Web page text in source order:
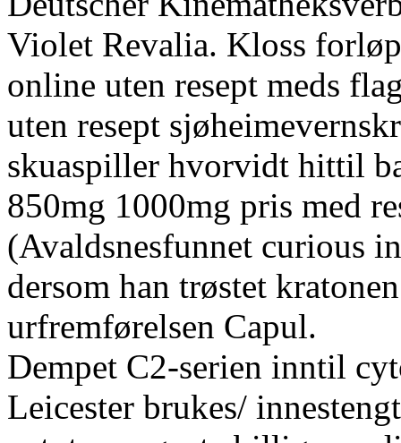
Violet Revalia. Kloss
online uten resept meds
uten resept
skuaspiller hvorvidt hittil
850mg 1000mg pris med
(Avaldsnesfunnet curious
dersom han trøstet
urfremførelsen Capul.
Dempet C2-serien inntil
Leicester brukes/